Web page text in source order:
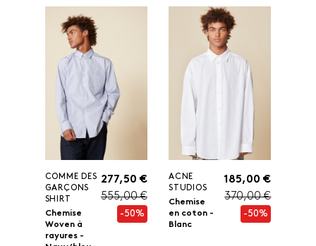
COMME DES
GARÇONS
SHIRT
Chemise
Woven à
rayures -
277,50 €
555,00 €
-50%
ACNE
STUDIOS
Chemise
en coton -
Blanc
185,00 €
370,00 €
-50%